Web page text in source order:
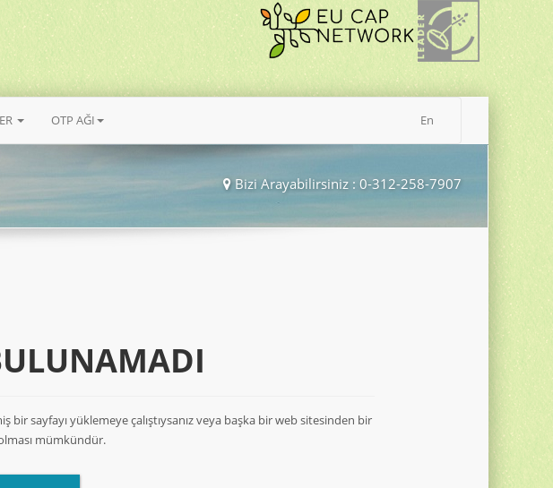
OTP AĞI En
Bizi Arayabilirsiniz : 0-312-258-7907
sayfayı yüklemeye çalıştıysanız veya başka bir web sitesinden bir
mümkündür.